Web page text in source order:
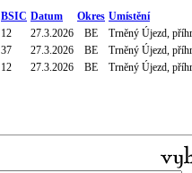
BSIC Datum Okres Umístění
12 27.3.2026 BE
Trněný Újezd,
37 27.3.2026 BE
Trněný Újezd,
12 27.3.2026 BE Trněný Újezd,